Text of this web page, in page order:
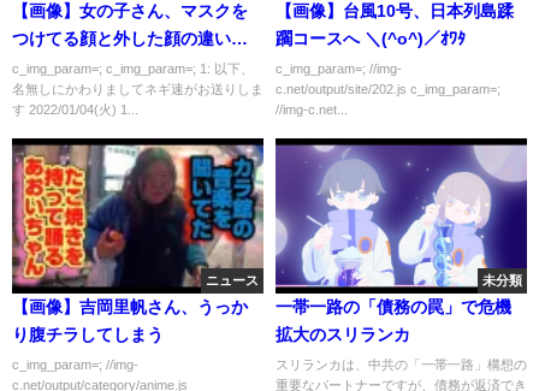
【画像】女の子さん、マスクを
つけてる顔と外した顔の違いが
話題に
c_img_param=; c_img_param=; 1: 以下、
名無しにかわりましてネギ速がお送りしま
す 2022/01/04(火) 1...
【画像】台風10号、日本列島蹂
躙コースへ ＼(^o^)／ｵﾜﾀ
c_img_param=; //img-
c.net/output/site/202.js c_img_param=;
//img-c.net...
ニュース
【画像】吉岡里帆さん、うっか
り腹チラしてしまう
c_img_param=; //img-
c.net/output/category/anime.js
未分類
一帯一路の「債務の罠」で危機
拡大のスリランカ
スリランカは、中共の「一帯一路」構想の
重要なパートナーですが、債務が返済でき